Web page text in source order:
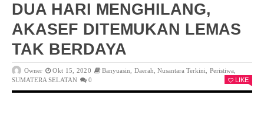
DUA HARI MENGHILANG,
AKASEF DITEMUKAN LEMAS
TAK BERDAYA
Owner Okt 15, 2020 Banyuasin Daerah ,Nusantara Terkini ,Peristiwa
SUMATERA SELATAN
0 LIKE